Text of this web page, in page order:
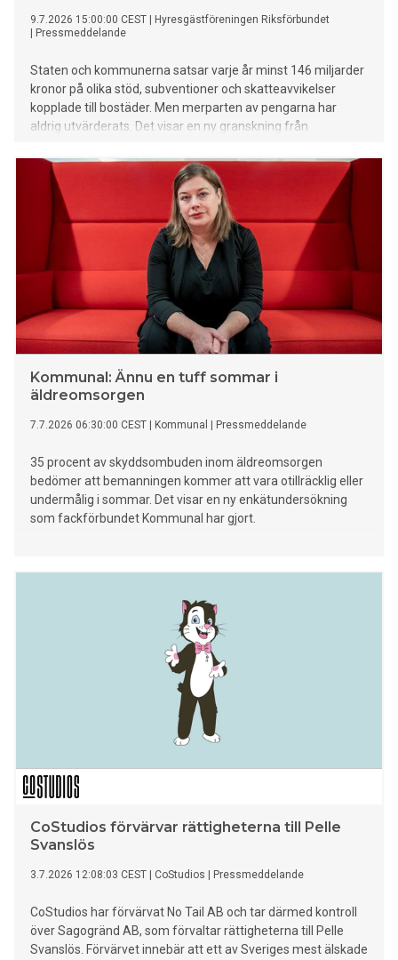
9.7.2026 15:00:00 CEST
Hyresgästföreningen Riksförbundet
Pressmeddelande
Staten och kommunerna satsar varje år minst 146 miljarder
kronor på olika stöd, subventioner och skatteavvikelser
kopplade till bostäder. Men merparten av pengarna har
aldrig utvärderats. Det visar en ny granskning från
Kommunal: Ännu en tuff sommar i
äldreomsorgen
7.7.2026 06:30:00 CEST Kommunal Pressmeddelande
35 procent av skyddsombuden inom äldreomsorgen
bedömer att bemanningen kommer att vara otillräcklig eller
undermålig i sommar. Det visar en ny enkätundersökning
som fackförbundet Kommunal har gjort.
CoStudios förvärvar rättigheterna till Pelle
Svanslös
3.7.2026 12:08:03 CEST CoStudios Pressmeddelande
CoStudios har förvärvat No Tail AB och tar därmed kontroll
över Sagogränd AB, som förvaltar rättigheterna till Pelle
Svanslös. Förvärvet innebär att ett av Sveriges mest älskade